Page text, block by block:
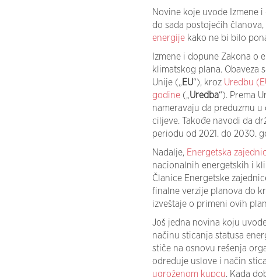
Novine koje uvode Izmene
do sada postojećih
energijekako ne bi bilo
Izmene i dopune Zakona o
klimatskog plana. Obaveza
Unije („EU“), kroz Uredbu
godine(„Uredba“). Prema
nameravaju da preduzmu
ciljeve. Takođe navodi da
periodu od 2021. do 2030.
Nadalje, Energetska
nacionalnih energetskih i
Članice Energetske
finalne verzije planova do
izveštaje o primeni ovih
Još jedna novina koju
načinu sticanja statusa
stiče na osnovu rešenja
određuje uslove i način
ugroženom kupcu. Kada